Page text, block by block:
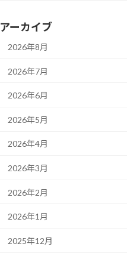
アーカイブ
2026年8月
2026年7月
2026年6月
2026年5月
2026年4月
2026年3月
2026年2月
2026年1月
2025年12月